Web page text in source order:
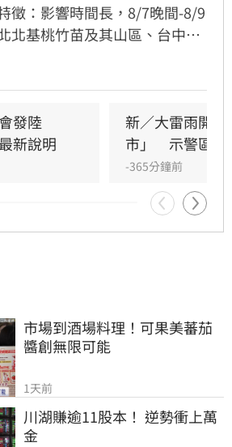
徵：影響時間長，8/7晚間-8/9
北基桃竹苗及其山區、台中南
-週日早上距離陸地最近，影響
發陸
新說明
新／大雷雨開轟
市」　示警區域
-365分鐘前
市場到酒場料理！可果美蕃茄
醬創無限可能
1天前
川湖賺逾11股本！ 逆勢衝上萬
金